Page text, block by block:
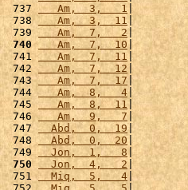
737
   Am,  3,   1
738
   Am,  3,  11
739
   Am,  7,   2
|
740
   Am,  7,  10
|
741
   Am,  7,  11
|
742
   Am,  7,  12
743
   Am,  7,  17
|
744
   Am,  8,   4
745
   Am,  8,  11
746
   Am,  9,   7
747
  Abd,  0,  19
|
748
  Abd,  0,  20
749
  Jon,  1,   8
|
750
  Jon,  4,   2
|
751
  Miq,  5,   4
|